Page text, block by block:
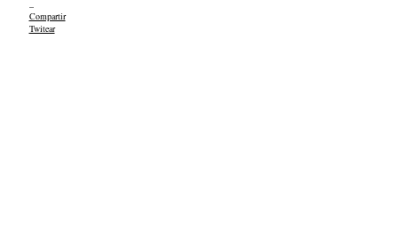
Compartir
Twitear